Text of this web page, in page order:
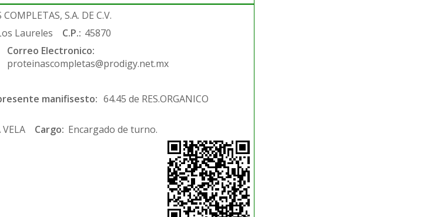
S.A. DE C.V.
Laureles C.P.: 45870
Correo Electronico:
proteinascompletas@prodigy.net.mx
manifisesto: 64.45 de RES.ORGANICO
VELA Cargo: Encargado de turno.